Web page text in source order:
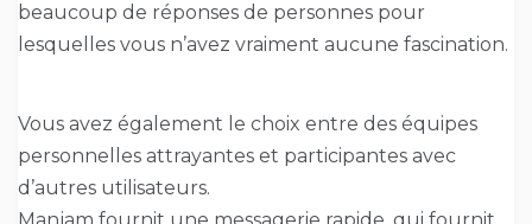
beaucoup de réponses de personnes pour
lesquelles vous n’avez vraiment aucune fascination.
Vous avez également le choix entre des équipes
personnelles attrayantes et participantes avec
d’autres utilisateurs.